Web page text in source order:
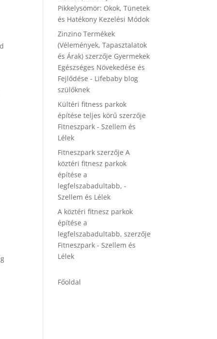
Pikkelysömör: Okok, Tünetek
és Hatékony Kezelési Módok
Zinzino Termékek
(Vélemények, Tapasztalatok
és Árak) szerzője Gyermekek
Egészséges Növekedése és
Fejlődése - Lifebaby blog
szülőknek
Kültéri fitness parkok
építése teljes körű szerzője
Fitneszpark - Szellem és
Lélek
Fitneszpark szerzőjeA
köztéri fitnesz parkok
építése a
legfelszabadultabb, -
Szellem és Lélek
A köztéri fitnesz parkok
építése a
legfelszabadultabb, szerzője
Fitneszpark - Szellem és
Lélek
Főoldal